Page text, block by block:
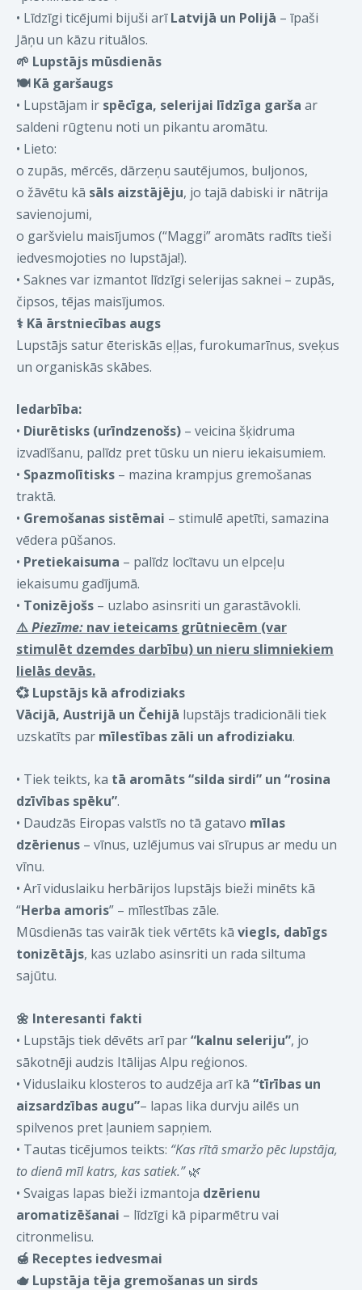
• Līdzīgi ticējumi bijuši arīLatvijā un Polijā – īpaši
Jāņu un kāzu rituālos.
🌱 Lupstājs mūsdienās
🍽️Kā garšaugs
• Lupstājam ir spēcīga, selerijai līdzīga garša ar
saldeni rūgtenu noti un pikantu aromātu.
• Lieto:
o zupās, mērcēs, dārzeņu sautējumos, buljonos,
o žāvētu kā sāls aizstājēju, jo tajā dabiski ir nātrija
savienojumi,
o garšvielu maisījumos (“Maggi” aromāts radīts tieši
iedvesmojoties no lupstāja!).
• Saknes var izmantot līdzīgi selerijas saknei – zupās,
čipsos, tējas maisījumos.
⚕️ Kā ārstniecības augs
Lupstājs satur ēteriskās eļļas, furokumarīnus, sveķus
un organiskās skābes.
Iedarbība:
• Diurētisks (urīndzenošs) – veicina šķidruma
izvadīšanu, palīdz pret tūsku un nieru iekaisumiem.
• Spazmolītisks – mazina krampjus gremošanas
traktā.
• Gremošanas sistēmai – stimulē apetīti, samazina
vēdera pūšanos.
• Pretiekaisuma – palīdz locītavu un elpceļu
iekaisumu gadījumā.
• Tonizējošs – uzlabo asinsriti un garastāvokli.
⚠️Piezīme: nav ieteicams grūtniecēm (var
stimulēt dzemdes darbību) un nieru slimniekiem
lielās devās.
💞 Lupstājs kā afrodiziaks
Vācijā, Austrijā un Čehijā lupstājs tradicionāli tiek
uzskatīts par mīlestības zāli un afrodiziaku.
• Tiek teikts, ka tā aromāts “silda sirdi” un “rosina
dzīvības spēku”.
• Daudzās Eiropas valstīs no tā gatavo mīlas
dzērienus – vīnus, uzlējumus vai sīrupus ar medu un
vīnu.
• Arī viduslaiku herbārijos lupstājs bieži minēts kā
“Herba amoris” – mīlestības zāle.
Mūsdienās tas vairāk tiek vērtēts kā viegls, dabīgs
tonizētājs, kas uzlabo asinsriti un rada siltuma
sajūtu.
🌼 Interesanti fakti
• Lupstājs tiek dēvēts arī par“kalnu seleriju”, jo
sākotnēji audzis Itālijas Alpu reģionos.
• Viduslaiku klosteros to audzēja arī kā “tīrības un
aizsardzības augu”– lapas lika durvju ailēs un
spilvenos pret ļauniem sapņiem.
• Tautas ticējumos teikts: “Kas rītā smaržo pēc lupstāja,
to dienā mīl katrs, kas satiek.” 🌿
• Svaigas lapas bieži izmantoja dzērienu
aromatizēšanai – līdzīgi kā piparmētru vai
citronmelisu.
🍯 Receptes iedvesmai
🫖 Lupstāja tēja gremošanas un sirds